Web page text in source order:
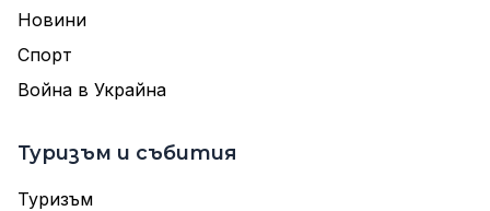
Новини
Спорт
Война в Украйна
Туризъм и събития
Туризъм